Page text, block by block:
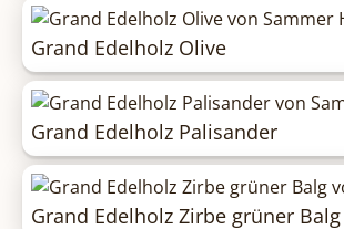
Grand Edelholz Olive
Grand Edelholz Palisander
Grand Edelholz Zirbe grüner Balg